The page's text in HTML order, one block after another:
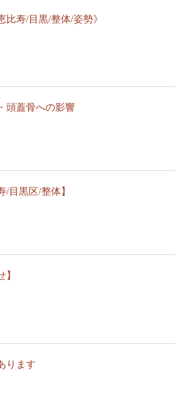
寿/目黒/整体/姿勢》
頭蓋骨への影響
目黒区/整体】
ります